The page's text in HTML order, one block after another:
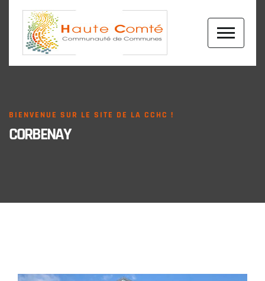
BIENVENUE SUR LE SITE DE LA CCHC !
CORBENAY